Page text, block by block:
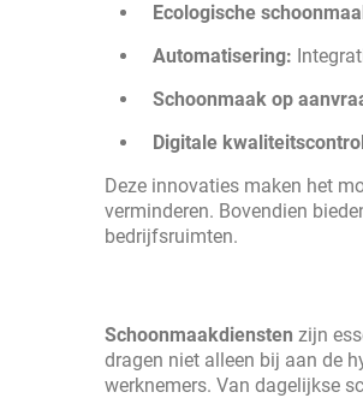
Ecologische
Automatisering:
Schoonmaak op
Digitale
Deze innovaties maken het
verminderen. Bovendien
bedrijfsruimten.
Schoonmaakdiensten zijn
dragen niet alleen bij aan de
werknemers. Van dagelijkse